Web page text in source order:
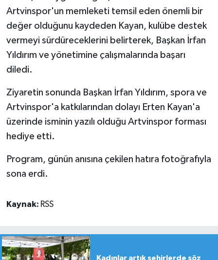
Artvinspor'un memleketi temsil eden önemli bir
değer olduğunu kaydeden Kayan, kulübe destek
vermeyi sürdüreceklerini belirterek, Başkan İrfan
Yıldırım ve yönetimine çalışmalarında başarı
diledi.
Ziyaretin sonunda Başkan İrfan Yıldırım, spora ve
Artvinspor'a katkılarından dolayı Erten Kayan'a
üzerinde isminin yazılı olduğu Artvinspor forması
hediye etti.
Program, günün anısına çekilen hatıra fotoğrafıyla
sona erdi.
Kaynak: RSS
Kadınlar artık şehirlerde söz